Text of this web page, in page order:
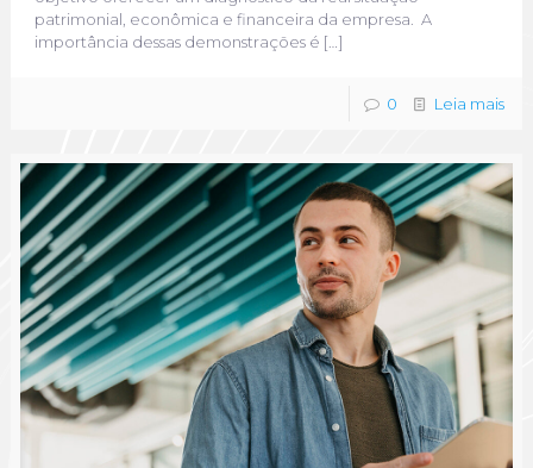
patrimonial, econômica e financeira da empresa. A
importância dessas demonstrações é […]
0 Leia mais